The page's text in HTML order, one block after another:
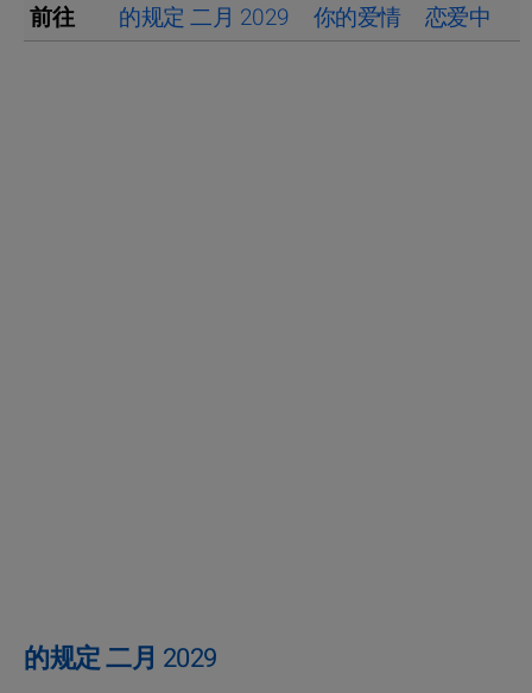
前往 的规定 二月 2029 你的爱情 恋爱中
的规定 二月 2029